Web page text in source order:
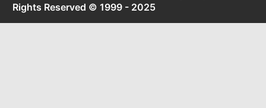
Rights Reserved © 1999 - 2025